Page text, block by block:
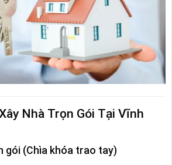
Nhà Trọn Gói Tại Vĩnh
gói (Chìa khóa trao tay)